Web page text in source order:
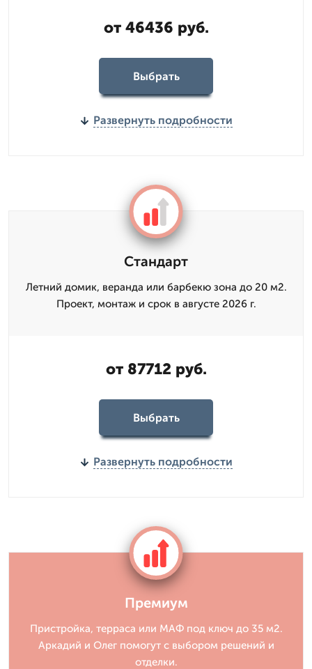
от 46436 руб.
Выбрать
Развернуть подробности
Стандарт
Летний домик, веранда или барбекю зона до 20 м2.
Проект, монтаж и срок в августе 2026 г.
от 87712 руб.
Выбрать
Развернуть подробности
Премиум
Пристройка, терраса или МАФ под ключ до 35 м2.
Аркадий и Олег помогут с выбором решений и
отделки.